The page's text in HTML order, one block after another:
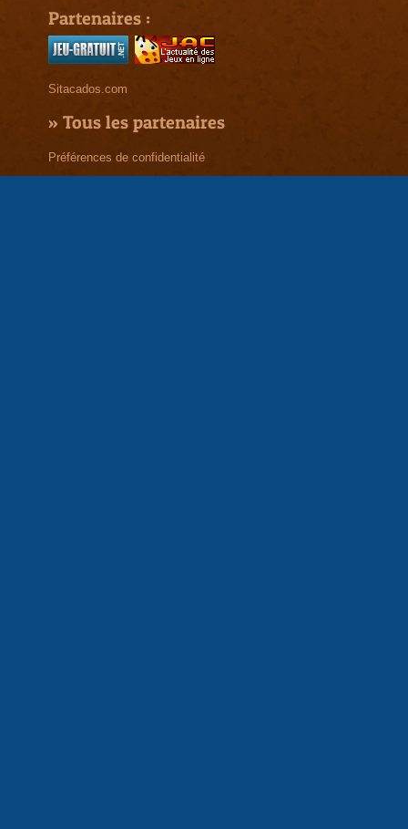
Partenaires :
Sitacados.com
» Tous les partenaires
Préférences de confidentialité